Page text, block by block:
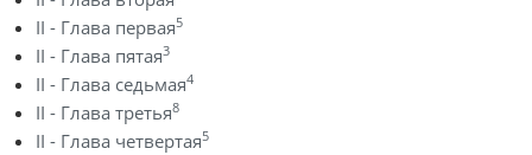
II - Глава первая5
II - Глава пятая3
II - Глава седьмая4
II - Глава третья8
II - Глава четвертая5